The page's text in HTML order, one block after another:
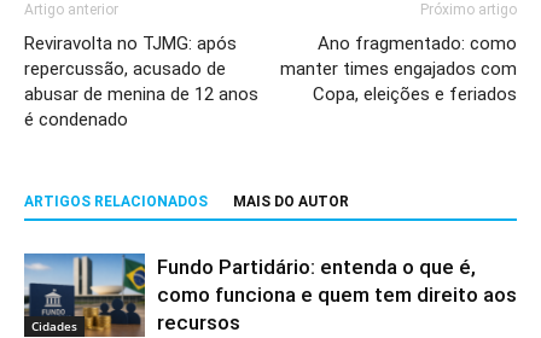
Artigo anterior
Reviravolta no TJMG: após
repercussão, acusado de
abusar de menina de 12 anos
é condenado
Próximo artigo
Ano fragmentado: como
manter times engajados com
Copa, eleições e feriados
ARTIGOS RELACIONADOS MAIS DO AUTOR
Cidades
Fundo Partidário: entenda o que é,
como funciona e quem tem direito aos
recursos